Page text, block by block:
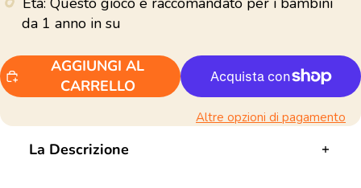
da 1 anno in su
AGGIUNGI AL
CARRELLO
Altre opzioni di pagamento
La Descrizione